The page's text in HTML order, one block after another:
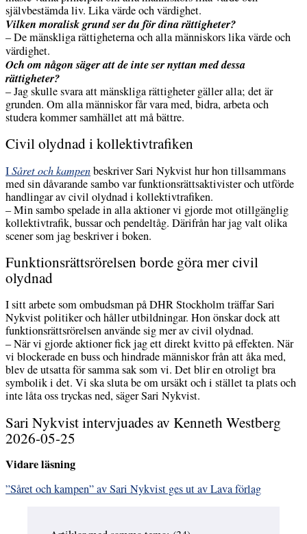
självbestämda liv. Lika värde och värdighet.
Vilken moralisk grund ser du för dina rättigheter?
– De mänskliga rättigheterna och alla människors lika värde och
värdighet.
Och om någon säger att de inte ser nyttan med dessa
rättigheter?
– Jag skulle svara att mänskliga rättigheter gäller alla; det är
grunden. Om alla människor får vara med, bidra, arbeta och
studera kommer samhället att må bättre.
Civil olydnad i kollektivtrafiken
ISåret och kampenbeskriver Sari Nykvist hur hon tillsammans
med sin dåvarande sambo var funktionsrättsaktivister och utförde
handlingar av civil olydnad i kollektivtrafiken.
– Min sambo spelade in alla aktioner vi gjorde mot otillgänglig
kollektivtrafik, bussar och pendeltåg. Därifrån har jag valt olika
scener som jag beskriver i boken.
Funktionsrättsrörelsen borde göra mer civil
olydnad
I sitt arbete som ombudsman på DHR Stockholm träffar Sari
Nykvist politiker och håller utbildningar. Hon önskar dock att
funktionsrättsrörelsen använde sig mer av civil olydnad.
– När vi gjorde aktioner fick jag ett direkt kvitto på effekten. När
vi blockerade en buss och hindrade människor från att åka med,
blev de utsatta för samma sak som vi. Det blir en otroligt bra
symbolik i det. Vi ska sluta be om ursäkt och i stället ta plats och
inte låta oss tryckas ned, säger Sari Nykvist.
Sari Nykvist intervjuades av Kenneth Westberg
2026-05-25
Vidare läsning
”Såret och kampen” av Sari Nykvist ges ut av Lava förlag